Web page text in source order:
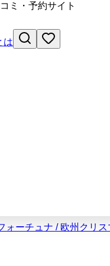
ミ・予約サイト
は
ォーチュナ / 欧州クリ